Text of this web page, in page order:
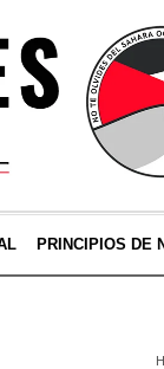
PRINCIPIOS DE